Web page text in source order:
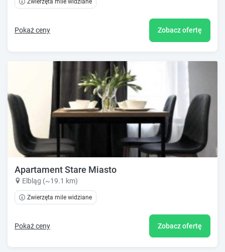
Zwierzęta mile widziane
Pokaż ceny Zobacz ofertę
Apartament Stare Miasto
Elbląg (~19.1 km)
Zwierzęta mile widziane
Pokaż ceny Zobacz ofertę